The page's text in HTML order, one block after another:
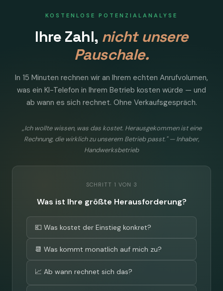
KOSTENLOSE POTENZIALANALYSE
Ihre Zahl, nicht unsere
Pauschale.
In 15 Minuten rechnen wir an Ihrem echten Anrufvolumen,
was ein KI-Telefon in Ihrem Betrieb kosten würde — und
ab wann es sich rechnet. Ohne Verkaufsgespräch.
„Ich wollte wissen, was das kostet. Herausgekommen ist eine
Rechnung, die wirklich zu unserem Betrieb passt." — Inhaber,
Handwerksbetrieb
SCHRITT 1 VON 3
Was ist Ihre größte Herausforderung?
💶 Was kostet der Einstieg konkret?
📆 Was kommt monatlich auf mich zu?
📈 Ab wann rechnet sich das?